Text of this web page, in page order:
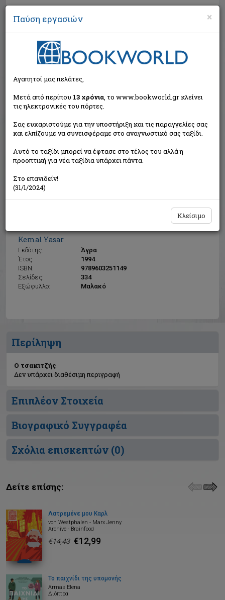
Αναζήτηση
Kemal Yasar
Εκδότης:
Άγρα
Έτος:
1994
ISBN:
9789603251149
Σελίδες:
334
Εξώφυλλο:
Μαλακό
Εξαντλημένο από τον
εκδότη
Περίληψη
Ο τσακιτζής
Δεν υπάρχει διαθέσιμη περιγραφή
Επιπλέον Στοιχεία
Βιογραφικό Συγγραφέα
Σχόλια επισκεπτών (0)
Δείτε επίσης:
Λατρεμένε μου Καρλ
von Westphalen - Marx Jenny
Archive - Brainfood
€14,43 €12,99
Το παιχνίδι της υπομονής
Armas Elena
Διόπτρα
×
Παύση εργασιών
Αγαπητοί μας πελάτες,
Μετά από περίπου 13 χρόνια, το www.bookworld.gr κλείνει
τις ηλεκτρονικές του πόρτες.
Σας ευχαριστούμε για την υποστήριξη και τις παραγγελίες σας
και ελπίζουμε να συνεισφέραμε στο αναγνωστικό σας ταξίδι.
Αυτό το ταξίδι μπορεί να έφτασε στο τέλος του αλλά η
προοπτική για νέα ταξίδια υπάρχει πάντα.
Στο επανιδείν!
(31/1/2024)
Κλείσιμο